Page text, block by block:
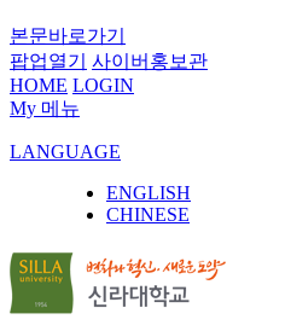
본문바로가기
팝업열기
사이버홍보관
HOME LOGIN
My 메뉴
LANGUAGE
ENGLISH
CHINESE